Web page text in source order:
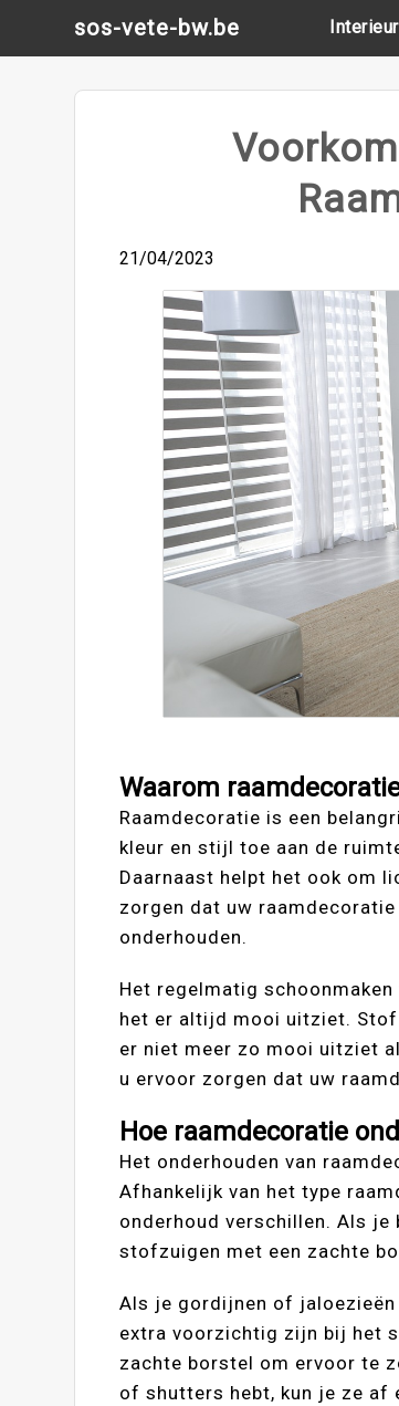
content
sos-vete-bw.be Interieur
21/04/2023
Waarom
Raamdecoratie is een
kleur en stijl toe aan de
Daarnaast helpt het ook om
zorgen dat uw
onderhouden.
Het regelmatig
het er altijd mooi uitziet. Stof
er niet meer zo mooi uitziet
u ervoor zorgen dat uw
Hoe raamdecoratie
Het onderhouden van
Afhankelijk van het type
onderhoud verschillen. Als je
stofzuigen met een zachte
Als je gordijnen of
extra voorzichtig zijn bij het
zachte borstel om ervoor te
of shutters hebt, kun je ze af